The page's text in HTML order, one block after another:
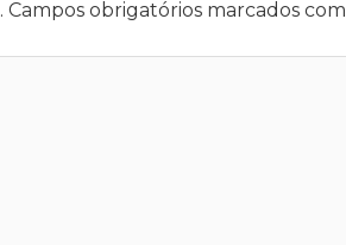
Campos obrigatórios marcados com